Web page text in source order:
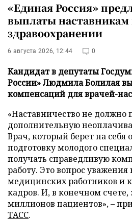
«Единая Россия»
выплаты наставникам
здравоохранении
6 августа 2026, 12:44 0
Кандидат в депутаты
России» Людмила Болилая
компенсаций для врачей-
«Наставничество не должно
дополнительную
Врач, который берет на себя
подготовку молодого
получать справедливую
работу. Это вопрос уважения
медицинских работников и
кадров. И, в конечном счете,
миллионов пациентов», –
ТАСС.